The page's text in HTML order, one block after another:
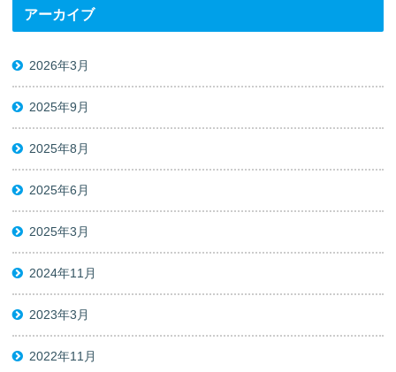
アーカイブ
2026年3月
2025年9月
2025年8月
2025年6月
2025年3月
2024年11月
2023年3月
2022年11月